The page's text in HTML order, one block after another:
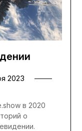
2023
в 2020
о